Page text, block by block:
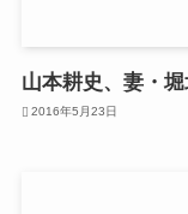
山本耕史、妻・
2016年5月23日